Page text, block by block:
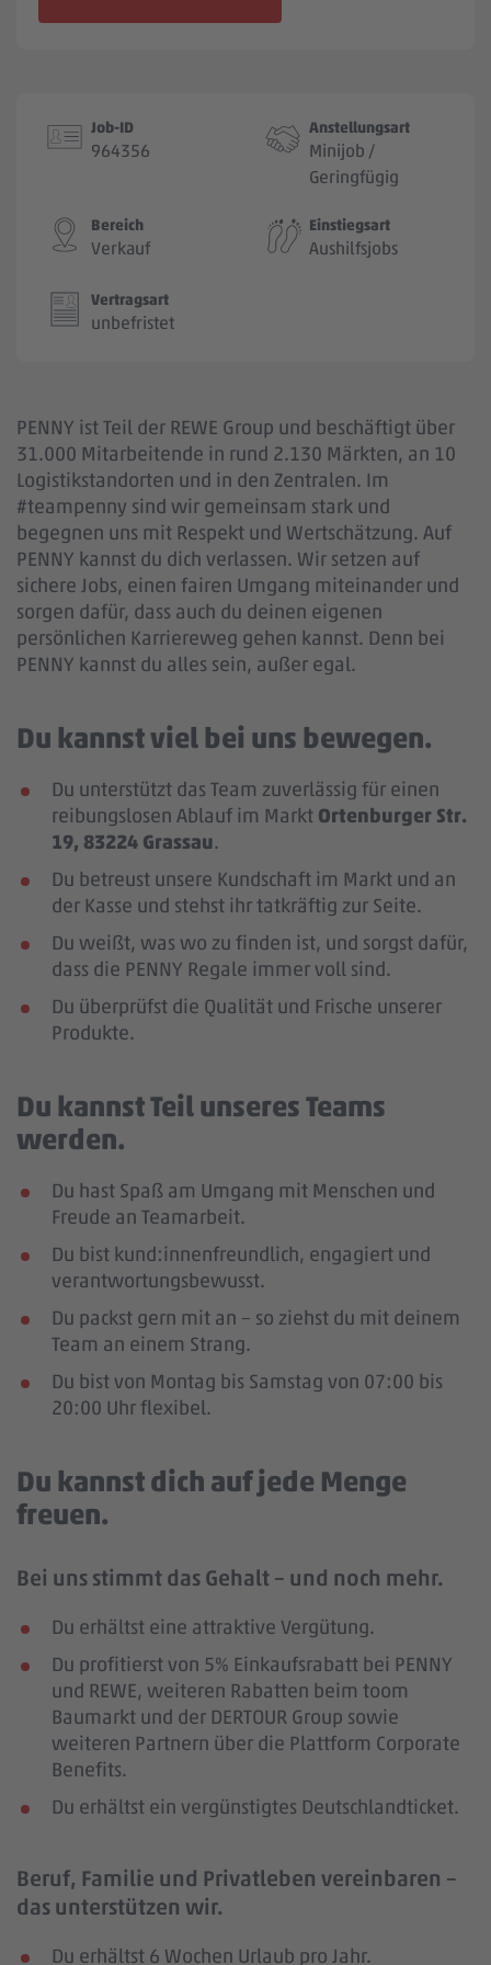
Job-ID
964356
Anstellungsart
Minijob /
Geringfügig
Bereich
Verkauf
Einstiegsart
Aushilfsjobs
Vertragsart
unbefristet
PENNY ist Teil der REWE Group und beschäftigt über
31.000 Mitarbeitende in rund 2.130 Märkten, an 10
Logistikstandorten und in den Zentralen. Im
#teampenny sind wir gemeinsam stark und
begegnen uns mit Respekt und Wertschätzung. Auf
PENNY kannst du dich verlassen. Wir setzen auf
sichere Jobs, einen fairen Umgang miteinander und
sorgen dafür, dass auch du deinen eigenen
persönlichen Karriereweg gehen kannst. Denn bei
PENNY kannst du alles sein, außer egal.
Du kannst viel bei uns bewegen.
Du unterstützt das Team zuverlässig für einen
reibungslosen Ablauf im Markt Ortenburger Str.
19, 83224 Grassau.
Du betreust unsere Kundschaft im Markt und an
der Kasse und stehst ihr tatkräftig zur Seite.
Du weißt, was wo zu finden ist, und sorgst dafür,
dass die PENNY Regale immer voll sind.
Du überprüfst die Qualität und Frische unserer
Produkte.
Du kannst Teil unseres Teams
werden.
Du hast Spaß am Umgang mit Menschen und
Freude an Teamarbeit.
Du bist kund:innenfreundlich, engagiert und
verantwortungsbewusst.
Du packst gern mit an – so ziehst du mit deinem
Team an einem Strang.
Du bist von Montag bis Samstag von 07:00 bis
20:00 Uhr flexibel.
Du kannst dich auf jede Menge
freuen.
Bei uns stimmt das Gehalt – und noch mehr.
Du erhältst eine attraktive Vergütung.
Du profitierst von 5% Einkaufsrabatt bei PENNY
und REWE, weiteren Rabatten beim toom
Baumarkt und der DERTOUR Group sowie
weiteren Partnern über die Plattform Corporate
Benefits.
Du erhältst ein vergünstigtes Deutschlandticket.
Beruf, Familie und Privatleben vereinbaren –
das unterstützen wir.
Du erhältst 6 Wochen Urlaub pro Jahr.